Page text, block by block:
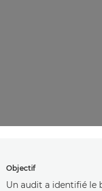
Objectif
Un audit a identifié le